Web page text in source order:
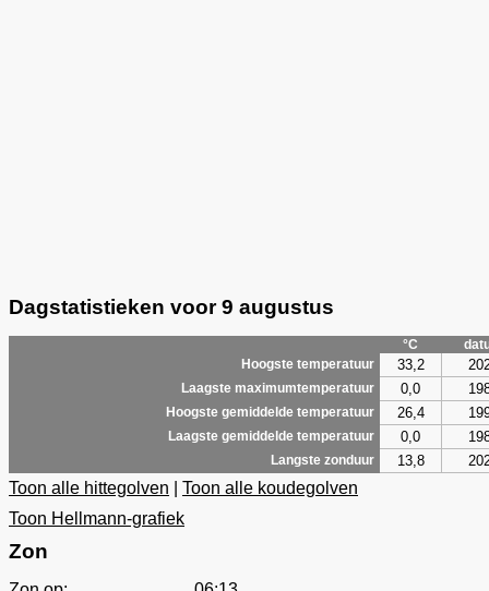
Dagstatistieken voor 9 augustus
°C
Hoogste temperatuur
33,2
Laagste maximumtemperatuur 0,0
Hoogste gemiddelde temperatuur 26,4
Laagste gemiddelde temperatuur 0,0
Langste zonduur 13,8
Toon alle hittegolven
Toon alle koudegolven
Toon Hellmann-grafiek
Zon